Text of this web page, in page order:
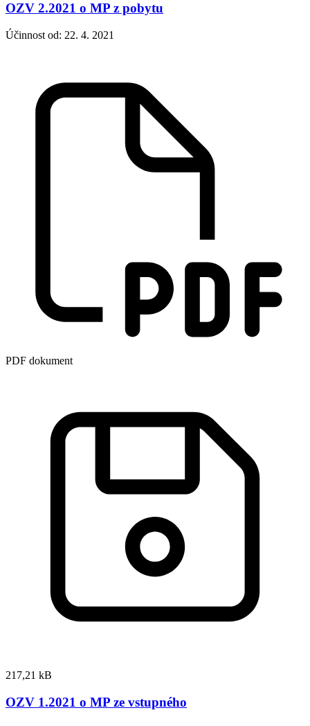
OZV 2.2021 o MP z pobytu
Účinnost od: 22. 4. 2021
PDF dokument
217,21 kB
OZV 1.2021 o MP ze vstupného